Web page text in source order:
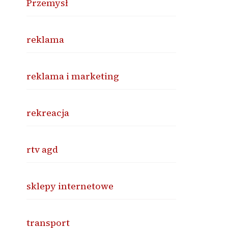
Przemysł
reklama
reklama i marketing
rekreacja
rtv agd
sklepy internetowe
transport